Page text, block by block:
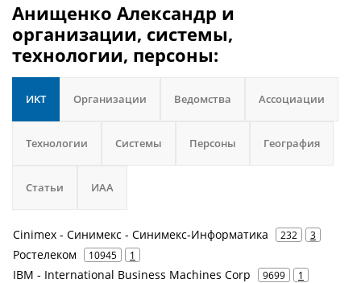
Анищенко Александр и
организации, системы,
технологии, персоны:
ИКТ Организации Ведомства Ассоциации
Технологии Системы Персоны География
Статьи ИАА
Cinimex - Синимекс - Синимекс-Информатика 232 3
Ростелеком 10945 1
IBM - International Business Machines Corp 9699 1